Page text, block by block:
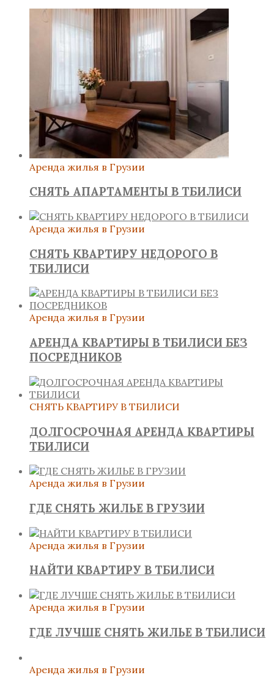
Аренда жилья в Грузии
СНЯТЬ АПАРТАМЕНТЫ В ТБИЛИСИ
Аренда жилья в Грузии
СНЯТЬ КВАРТИРУ НЕДОРОГО В
ТБИЛИСИ
Аренда жилья в Грузии
АРЕНДА КВАРТИРЫ В ТБИЛИСИ БЕЗ
ПОСРЕДНИКОВ
СНЯТЬ КВАРТИРУ В ТБИЛИСИ
ДОЛГОСРОЧНАЯ АРЕНДА КВАРТИРЫ
ТБИЛИСИ
Аренда жилья в Грузии
ГДЕ СНЯТЬ ЖИЛЬЕ В ГРУЗИИ
Аренда жилья в Грузии
НАЙТИ КВАРТИРУ В ТБИЛИСИ
Аренда жилья в Грузии
ГДЕ ЛУЧШЕ СНЯТЬ ЖИЛЬЕ В ТБИЛИСИ
Аренда жилья в Грузии